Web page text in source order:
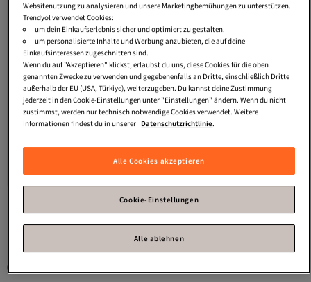
gewebte Oversize-Jacke aus
Polyviscon-Stoff TCTAW26CK00001
62,
1
Websitenutzung zu analysieren und unsere Marketingbemühungen zu unterstützen.
Trendyol verwendet Cookies:
um dein Einkaufserlebnis sicher und optimiert zu gestalten.
um personalisierte Inhalte und Werbung anzubieten, die auf deine
Einkaufsinteressen zugeschnitten sind.
Wenn du auf "Akzeptieren" klickst, erlaubst du uns, diese Cookies für die oben
genannten Zwecke zu verwenden und gegebenenfalls an Dritte, einschließlich Dritte
außerhalb der EU (USA, Türkiye), weiterzugeben. Du kannst deine Zustimmung
jederzeit in den Cookie-Einstellungen unter "Einstellungen" ändern. Wenn du nicht
zustimmst, werden nur technisch notwendige Cookies verwendet. Weitere
Informationen findest du in unserer Datenschutzrichtlinie.
Alle Cookies akzeptieren
Cookie-Einstellungen
Alle ablehnen